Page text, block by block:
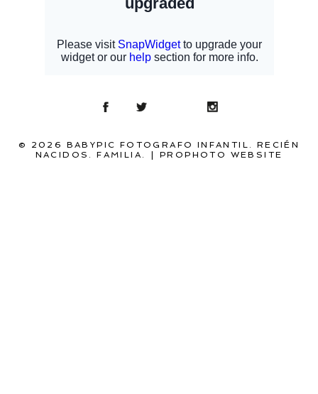
© 2026 BABYPIC FOTOGRAFO INFANTIL. RECIÉN
NACIDOS. FAMILIA.
PROPHOTO WEBSITE